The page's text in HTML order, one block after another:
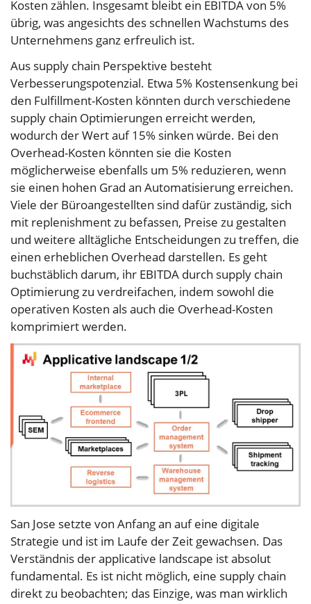
Kosten zählen. Insgesamt bleibt ein EBITDA von 5%
übrig, was angesichts des schnellen Wachstums des
Unternehmens ganz erfreulich ist.
Aus supply chain Perspektive besteht
Verbesserungspotenzial. Etwa 5% Kostensenkung bei
den Fulfillment-Kosten könnten durch verschiedene
supply chain Optimierungen erreicht werden,
wodurch der Wert auf 15% sinken würde. Bei den
Overhead-Kosten könnten sie die Kosten
möglicherweise ebenfalls um 5% reduzieren, wenn
sie einen hohen Grad an Automatisierung erreichen.
Viele der Büroangestellten sind dafür zuständig, sich
mit replenishment zu befassen, Preise zu gestalten
und weitere alltägliche Entscheidungen zu treffen, die
einen erheblichen Overhead darstellen. Es geht
buchstäblich darum, ihr EBITDA durch supply chain
Optimierung zu verdreifachen, indem sowohl die
operativen Kosten als auch die Overhead-Kosten
komprimiert werden.
San Jose setzte von Anfang an auf eine digitale
Strategie und ist im Laufe der Zeit gewachsen. Das
Verständnis der applicative landscape ist absolut
fundamental. Es ist nicht möglich, eine supply chain
direkt zu beobachten; das Einzige, was man wirklich